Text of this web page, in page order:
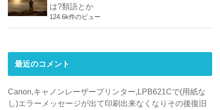
は?類語とか
124.6k件のビュー
最近のコメント
Canon,キャノンレーザープリンター,LPB621Cで(用紙な
し)エラーメッセージが出て印刷出来なくなりその後復旧